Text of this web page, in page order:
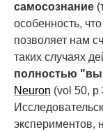
самосознание
особенность,
позволяет нам
таких случаях
полностью
Neuron (vol 50, p
экспериментов,